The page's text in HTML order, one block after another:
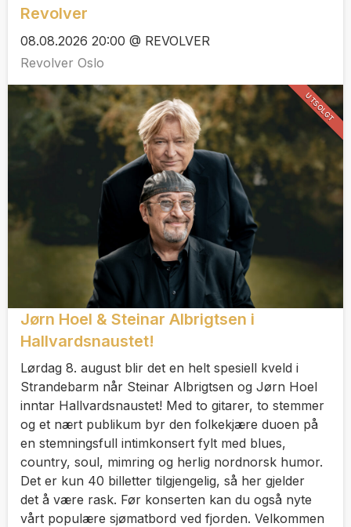
Revolver
08.08.2026 20:00 @ REVOLVER
Revolver Oslo
Jørn Hoel & Steinar Albrigtsen i
Hallvardsnaustet!
Lørdag 8. august blir det en helt spesiell kveld i
Strandebarm når Steinar Albrigtsen og Jørn Hoel
inntar Hallvardsnaustet! Med to gitarer, to stemmer
og et nært publikum byr den folkekjære duoen på
en stemningsfull intimkonsert fylt med blues,
country, soul, mimring og herlig nordnorsk humor.
Det er kun 40 billetter tilgjengelig, så her gjelder
det å være rask. Før konserten kan du også nyte
vårt populære sjømatbord ved fjorden. Velkommen
UTSOLGT